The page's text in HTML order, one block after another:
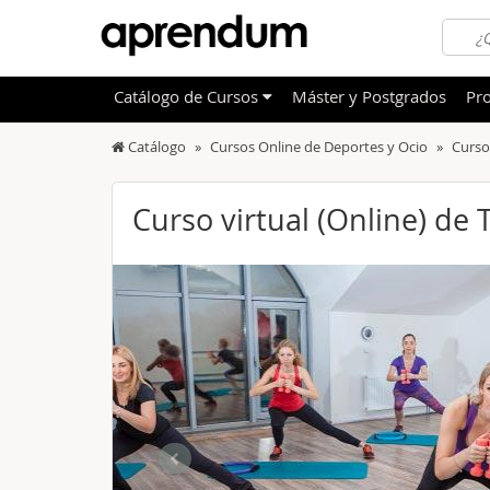
OFERTAS DESTACADAS
NOVEDADES DE NUESTRO CATÁLOGO
Otras
Catálogo Cursos Online de Deportes y Ocio
Curso virtual (Online) de
Catálogo de Cursos Máster y Postgrados